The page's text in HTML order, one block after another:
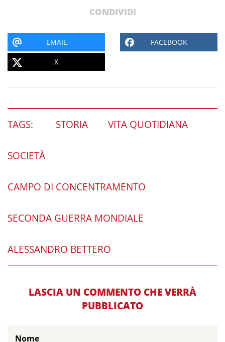
CONDIVIDI
EMAIL FACEBOOK
X
TAGS: STORIA VITA QUOTIDIANA
SOCIETÀ
CAMPO DI CONCENTRAMENTO
SECONDA GUERRA MONDIALE
ALESSANDRO BETTERO
LASCIA UN COMMENTO CHE VERRÀ
PUBBLICATO
Nome